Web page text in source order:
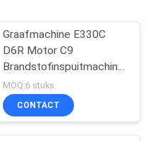
Graafmachine E330C
D6R Motor C9
Brandstofinspuitmachine
235-2888 10R7224
MOQ:6 stuks
CONTACT